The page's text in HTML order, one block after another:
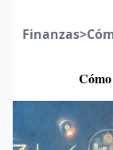
Finanzas>